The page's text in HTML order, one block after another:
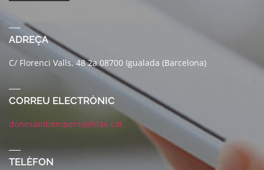
ADREÇA
C/ Florenci Valls, 48 2a 08700 Igualada (Barcelona)
CORREU ELECTRÒNIC
donesambempenta@dae.cat
TELÈFON